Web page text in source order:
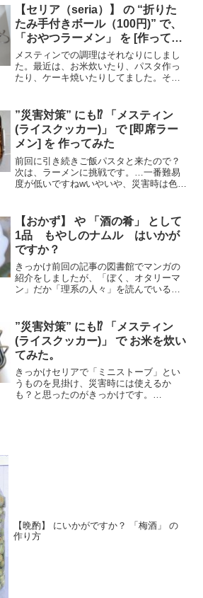
た。（笑）なので、材料、作り方は、ア
レンジが加わってます。材料ホ...
【セリア（seria）】 の “折りた
たみ手付きボール（100円)” で、
「おやつラーメン」 を [作ってみ
た]
メスティンでの調理はそれなりにしまし
た。最近は、お米炊いたり、パスタ作っ
たり、ケーキ焼いたりしてました。そろ
が、肝心のクッカーは、物置にしまって
しまいました。ステンレス ...
”災害対策” にも⁉ 「メスティン
(ライスクッカー)」 で [即席ラー
メン] を 作ってみた
前回に引き続きご飯パスタと来たので？
次は、ラーメンに挑戦です。…一番難易
度が低いですねwいやいや、災害時は色々
います。調理！早速調理！使うメスティ
ンはこれです。まずは、...
【おかず】 や 「酒の肴」 として
1品 もやしのナムル はいかが
ですか？
きっかけ前回の記事の図書館でマンガの
紹介をしましたが、「ぼく、オタリーマ
ン」だか「理系の人々」を読んでいる中
りました。ので、自分でも作ってみるこ
とにしました。材料もやし...
”災害対策” にも⁉ 「メスティン
(ライスクッカー)」 で お米を炊い
てみた。
きっかけセリアで「ミニストーブ」とい
うものを見掛け、災害時には使えるか
も？と思ったのがきっかけです。
【晩酌】 にいかがですか？ 「梅酒」 の
作り方